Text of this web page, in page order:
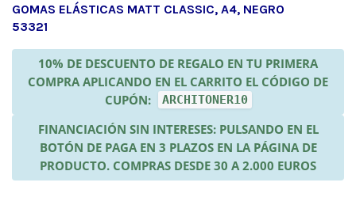
GOMAS ELÁSTICAS MATT CLASSIC, A4, NEGRO
53321
10% DE DESCUENTO DE REGALO EN TU PRIMERA
COMPRA APLICANDO EN EL CARRITO EL CÓDIGO DE
CUPÓN:
ARCHITONER10
FINANCIACIÓN SIN INTERESES: PULSANDO EN EL
BOTÓN DE PAGA EN 3 PLAZOS EN LA PÁGINA DE
PRODUCTO. COMPRAS DESDE 30 A 2.000 EUROS